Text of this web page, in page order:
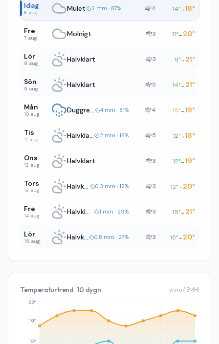
Idag
6 aug. Mulet 2 mm · 87% 4 14°→18°
Fre
7 aug. Molnigt 3 11°→ 20°
Lör
8 aug. Halvklart 3 9°→ 21°
Sön
9 aug. Halvklart 5 14°→ 21°
Mån
10 aug. Duggregn 4 mm · 81% 4 15°→19°
Tis
11 aug. Halvklart 2 mm · 18% 5 12°→18°
Ons
12 aug. Halvklart 3 12°→19°
Tors
13 aug. Halvklart 0.3 mm · 12% 3 12°→ 20°
Fre
14 aug. Halvklart 1 mm · 29% 3 15°→ 21°
Lör
15 aug. Halvklart 0.8 mm · 27% 3 15°→ 20°
Temperaturtrend · 10 dygn yr.no / SMHI
15°
19°
23°